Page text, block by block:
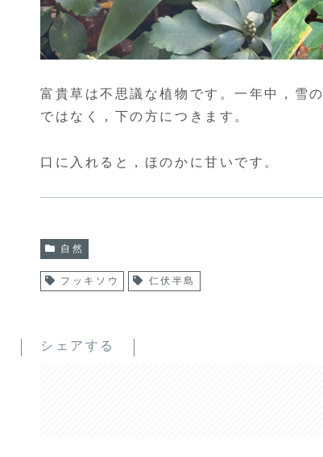
富貴草は不思議な植物です。一年中，雪
ではなく，下の方につきます。
口に入れると，ほのかに甘いです。
自然
フッキソウ 仁伏半島
シェアする